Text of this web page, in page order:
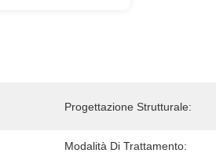
Progettazione Strutturale:
Modalità Di Trattamento: